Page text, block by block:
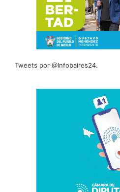
Tweets por @Infobaires24.